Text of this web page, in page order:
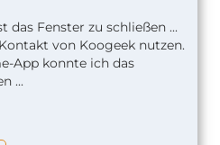
Fenster zu schließen ...
von Koogeek nutzen.
App konnte ich das
...